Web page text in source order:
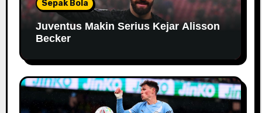
Sepak Bola
Juventus Makin Serius Kejar Alisson
Becker